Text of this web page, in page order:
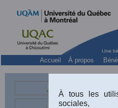
Accueil À propos
À tous les
sociales,